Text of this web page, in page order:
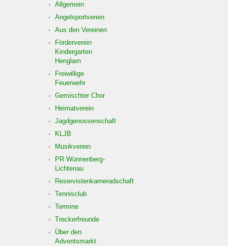
Allgemein
Angelsportverein
Aus den Vereinen
Förderverein
Kindergarten
Henglarn
Freiwillige
Feuerwehr
Gemischter Chor
Heimatverein
Jagdgenossenschaft
KLJB
Musikverein
PR Wünnenberg-
Lichtenau
Reservistenkameradschaft
Tennisclub
Termine
Treckerfreunde
Über den
Adventsmarkt